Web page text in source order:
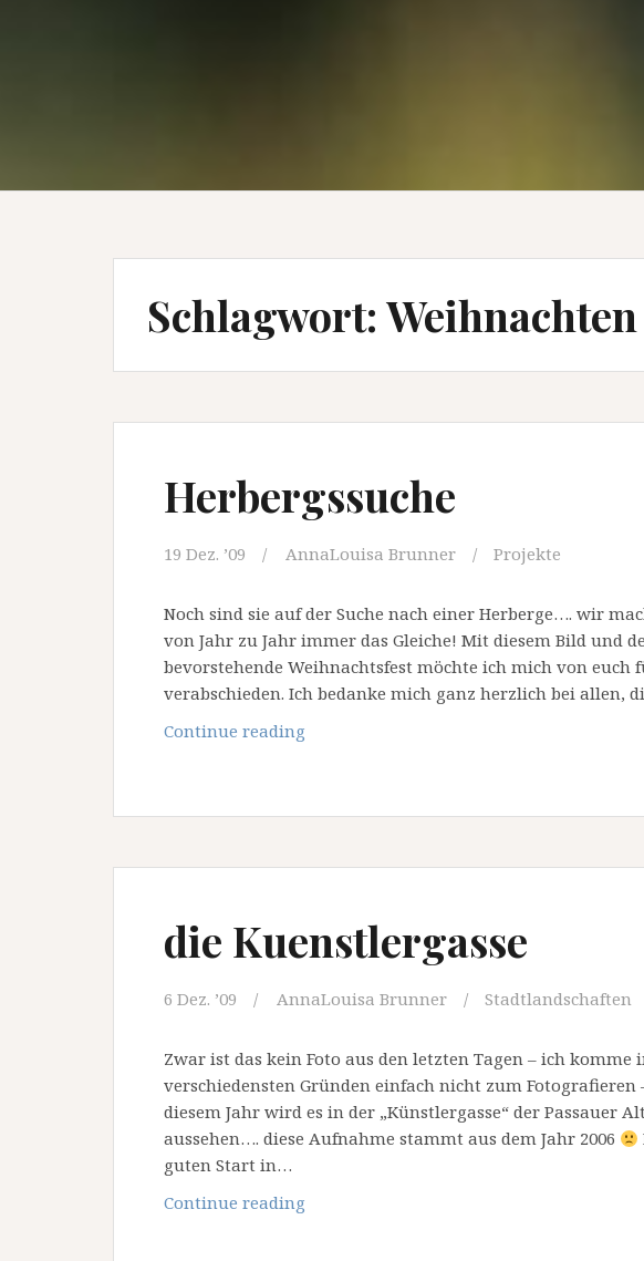
Schlagwort:Weihnachten
Herbergssuche
19 Dez. ’09 AnnaLouisa Brunner Projekte
Noch sind sie auf der Suche nach einer Herberge…. wir
von Jahr zu Jahr immer das Gleiche! Mit diesem Bild und
bevorstehende Weihnachtsfest möchte ich mich von euch
verabschieden. Ich bedanke mich ganz herzlich bei allen,
Continue reading
die Kuenstlergasse
6 Dez. ’09 AnnaLouisa Brunner Stadtlandschaften
Zwar ist das kein Foto aus den letzten Tagen – ich komme
verschiedensten Gründen einfach nicht zum Fotografieren
diesem Jahr wird es in der „Künstlergasse“ der Passauer
aussehen…. diese Aufnahme stammt aus dem Jahr 2006
guten Start in…
Continue reading